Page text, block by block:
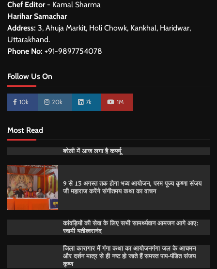
Chef Editor- Kamal Sharma
Harihar Samachar
Address: 3, Ahuja Markit, Holi Chowk, Kankhal, Haridwar,
Uttarakhand.
Phone No: +91-9897754078
Follow Us On
10k 20k 7k 1M
Most Read
बरेली में आज लगा है कर्फ्यू
9 से 13 अगस्त तक होगा भव्य आयोजन, परम पूज्य कृष्णा संजय
जी महाराज करेंगे संगीतमय कथा का वाचन
कांवड़ियों की सेवा के लिए सभी सामर्थ्यवान आमजन आगे आए:
स्वामी यतीश्वरानंद
जिला कारागार में गंगा कथा का आयोजनगंगा जल के आचमन
और दर्शन मात्र से ही नष्ट हो जाते हैं समस्त पाप-पंडित संजय
कृष्ण